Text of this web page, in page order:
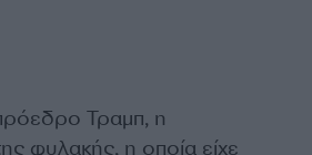
Τραμπ, η
φυλακής, η οποία είχε